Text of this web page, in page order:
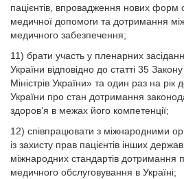
пацієнтів, впровадження нових форм
медичної допомоги та дотримання
медичного забезпечення;
11) брати участь у пленарних
Украї­ни відповідно до статті 35
Міністрів України» та один раз на рік
України про стан дотримання
здоров’я в межах його компетенції;
12) співпрацювати з міжнародними
із захисту прав пацієнтів інших
міжнародних стандартів дотримання
медичного обслуговування в Україні;